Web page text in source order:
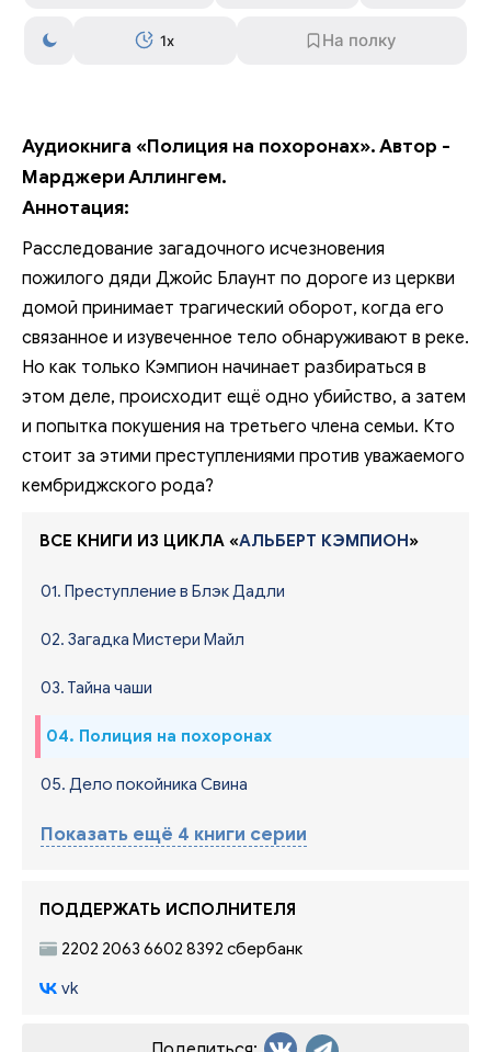
1x
Аудиокнига «Полиция на похоронах». Автор -
Марджери Аллингем.
Аннотация:
Расследование загадочного исчезновения
пожилого дяди Джойс Блаунт по дороге из церкви
домой принимает трагический оборот, когда его
связанное и изувеченное тело обнаруживают в реке.
Но как только Кэмпион начинает разбираться в
этом деле, происходит ещё одно убийство, а затем
и попытка покушения на третьего члена семьи. Кто
стоит за этими преступлениями против уважаемого
кембриджского рода?
ВСЕ КНИГИ ИЗ ЦИКЛА «АЛЬБЕРТ КЭМПИОН»
01. Преступление в Блэк Дадли
02. Загадка Мистери Майл
03. Тайна чаши
04. Полиция на похоронах
05. Дело покойника Свина
Показать ещё 4 книги серии
ПОДДЕРЖАТЬ ИСПОЛНИТЕЛЯ
2202 2063 6602 8392 сбербанк
vk